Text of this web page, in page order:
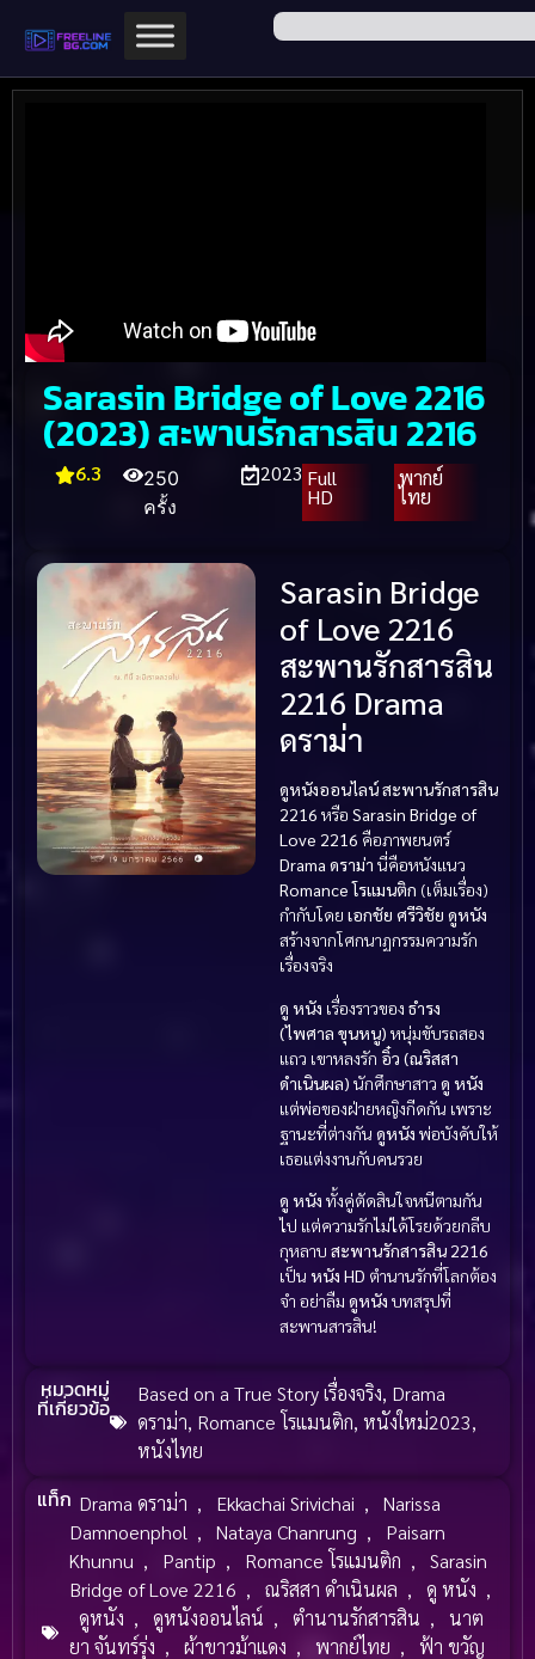
Sarasin Bridge of Love 2216
(2023) สะพานรักสารสิน 2216
6.3
250
ครั้ง
2023 Full
HD
พากย์
ไทย
Sarasin Bridge
of Love 2216
สะพานรักสารสิน
2216 Drama
ดราม่า
ดูหนังออนไลน์ สะพานรักสารสิน
2216 หรือ Sarasin Bridge of
Love 2216 คือภาพยนตร์
Drama ดราม่า นี่คือหนังแนว
Romance โรแมนติก (เต็มเรื่อง)
กำกับโดย เอกชัย ศรีวิชัย ดูหนัง
สร้างจากโศกนาฏกรรมความรัก
เรื่องจริง
ดู หนัง เรื่องราวของ ธำรง
(ไพศาล ขุนหนู) หนุ่มขับรถสอง
แถว เขาหลงรัก อิ๋ว (ณริสสา
ดำเนินผล) นักศึกษาสาว ดู หนัง
แต่พ่อของฝ่ายหญิงกีดกัน เพราะ
ฐานะที่ต่างกัน ดูหนัง พ่อบังคับให้
เธอแต่งงานกับคนรวย
ดู หนัง ทั้งคู่ตัดสินใจหนีตามกัน
ไป แต่ความรักไม่ได้โรยด้วยกลีบ
กุหลาบ สะพานรักสารสิน 2216
เป็น หนัง HD ตำนานรักที่โลกต้อง
จำ อย่าลืม ดูหนัง บทสรุปที่
สะพานสารสิน!
หมวดหมู่
ที่เกี่ยวข้อ
Based on a True Story เรื่องจริง, Drama
ดราม่า, Romance โรแมนติก,หนังใหม่2023,
หนังไทย
แท็ก Drama ดราม่า , Ekkachai Srivichai ,
Narissa
Damnoenphol , Nataya Chanrung ,
Paisarn
Khunnu , Pantip , Romance โรแมนติก ,
Sarasin
Bridge of Love 2216 , ณริสสา ดำเนินผล , ดู หนัง ,
ดูหนัง , ดูหนังออนไลน์ , ตำนานรักสารสิน ,
นาต
ยา จันทร์รุ่ง , ผ้าขาวม้าแดง , พากย์ไทย ,
ฟ้า ขวัญ